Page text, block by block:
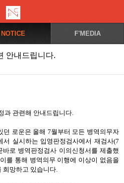
NOTICE F'MEDIA
안내드립니다.
과 관련해 안내드립니다.
던 로운은 올해 7월부터 모든 병역의무자
서 실시하는 입영판정검사에서 재검사(7
바로 병역판정검사 이의신청서를 제출했
이를 통해 병역의무 이행에 이상이 없음을
희망하고 있습니다.